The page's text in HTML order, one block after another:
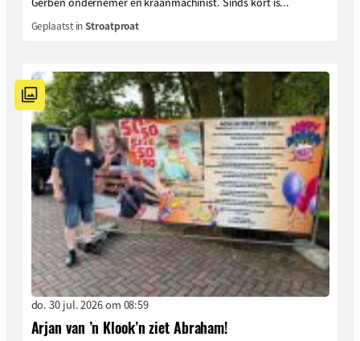
Geplaatst inStroatproat
do. 30 jul. 2026 om 08:59
Arjan van ’n Klook’n ziet Abraham!